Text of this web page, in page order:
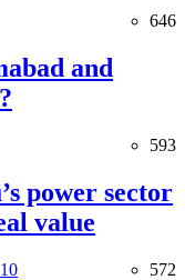
646
and
593
power sector
value
572